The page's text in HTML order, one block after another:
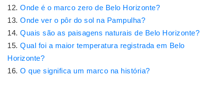
Onde é o marco zero de Belo Horizonte?
Onde ver o pôr do sol na Pampulha?
Quais são as paisagens naturais de Belo Horizonte?
Qual foi a maior temperatura registrada em Belo
Horizonte?
O que significa um marco na história?